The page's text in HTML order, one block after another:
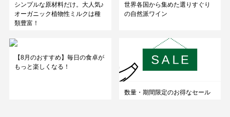
シンプルな原材料だけ。大人気♪
オーガニック植物性ミルクは種
類豊富！
世界各国から集めた選りすぐり
の自然派ワイン
【8月のおすすめ】毎日の食卓が
もっと楽しくなる！
数量・期間限定のお得なセール